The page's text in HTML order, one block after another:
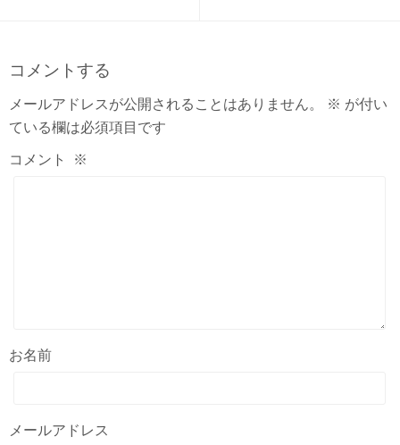
コメントする
メールアドレスが公開されることはありません。 ※ が付い
ている欄は必須項目です
コメント ※
お名前
メールアドレス